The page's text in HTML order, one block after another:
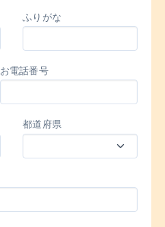
ふりがな
お電話番号
都道府県